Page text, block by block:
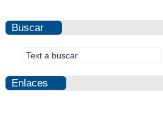
Buscar
Enlaces